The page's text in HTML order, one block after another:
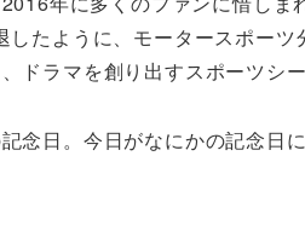
したように、モータースポー
ドラマを創り出すスポーツシ
念日。今日がなにかの記念日